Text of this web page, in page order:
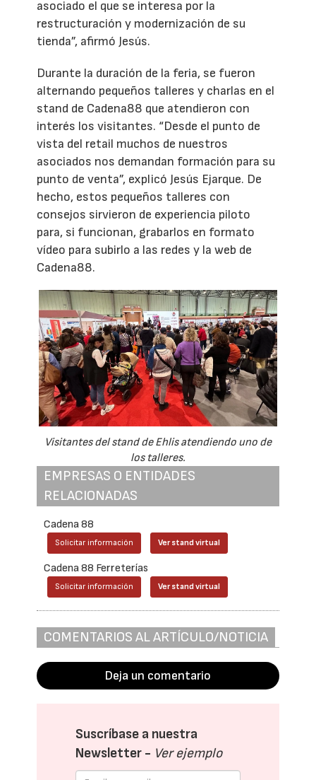
asociado el que se interesa por la
restructuración y modernización de su
tienda”, afirmó Jesús.
Durante la duración de la feria, se fueron
alternando pequeños talleres y charlas en el
stand de Cadena88 que atendieron con
interés los visitantes. “Desde el punto de
vista del retail muchos de nuestros
asociados nos demandan formación para su
punto de venta”, explicó Jesús Ejarque. De
hecho, estos pequeños talleres con
consejos sirvieron de experiencia piloto
para, si funcionan, grabarlos en formato
vídeo para subirlo a las redes y la web de
Cadena88.
Visitantes del stand de Ehlis atendiendo uno de
los talleres.
EMPRESAS O ENTIDADES
RELACIONADAS
Cadena 88
Solicitar información Ver stand virtual
Cadena 88 Ferreterías
Solicitar información Ver stand virtual
COMENTARIOS AL ARTÍCULO/NOTICIA
Deja un comentario
Suscríbase a nuestra
Newsletter - Ver ejemplo